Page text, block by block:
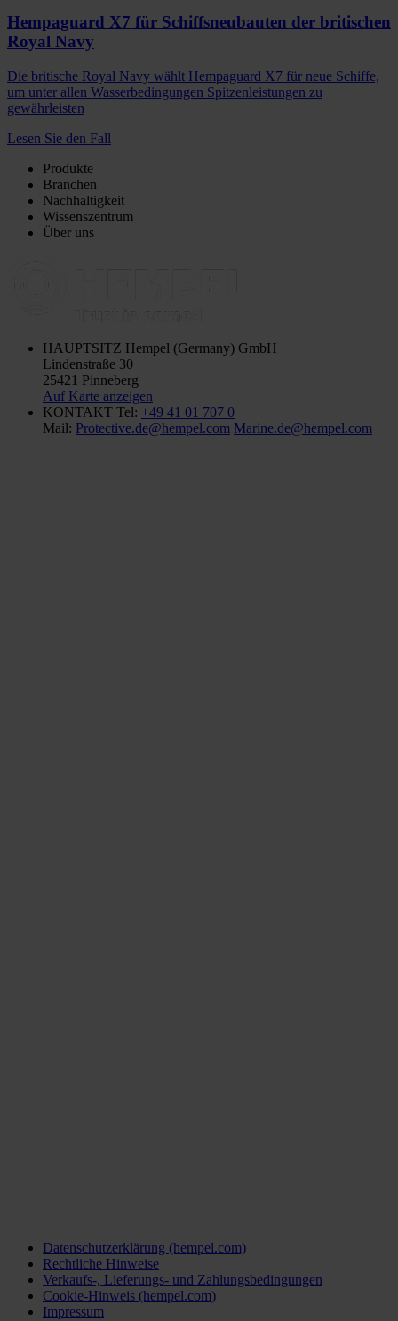
Hempaguard X7 für Schiffsneubauten der britischen
Royal Navy
Die britische Royal Navy wählt Hempaguard X7 für neue Schiffe,
um unter allen Wasserbedingungen Spitzenleistungen zu
gewährleisten
Lesen Sie den Fall
Produkte
Branchen
Nachhaltigkeit
Wissenszentrum
Über uns
HAUPTSITZ Hempel (Germany) GmbH
Lindenstraße 30
25421 Pinneberg
Auf Karte anzeigen
KONTAKT Tel: +49 41 01 707 0
Mail: Protective.de@hempel.com Marine.de@hempel.com
Datenschutzerklärung (hempel.com)
Rechtliche Hinweise
Verkaufs-, Lieferungs- und Zahlungsbedingungen
Cookie-Hinweis (hempel.com)
Impressum